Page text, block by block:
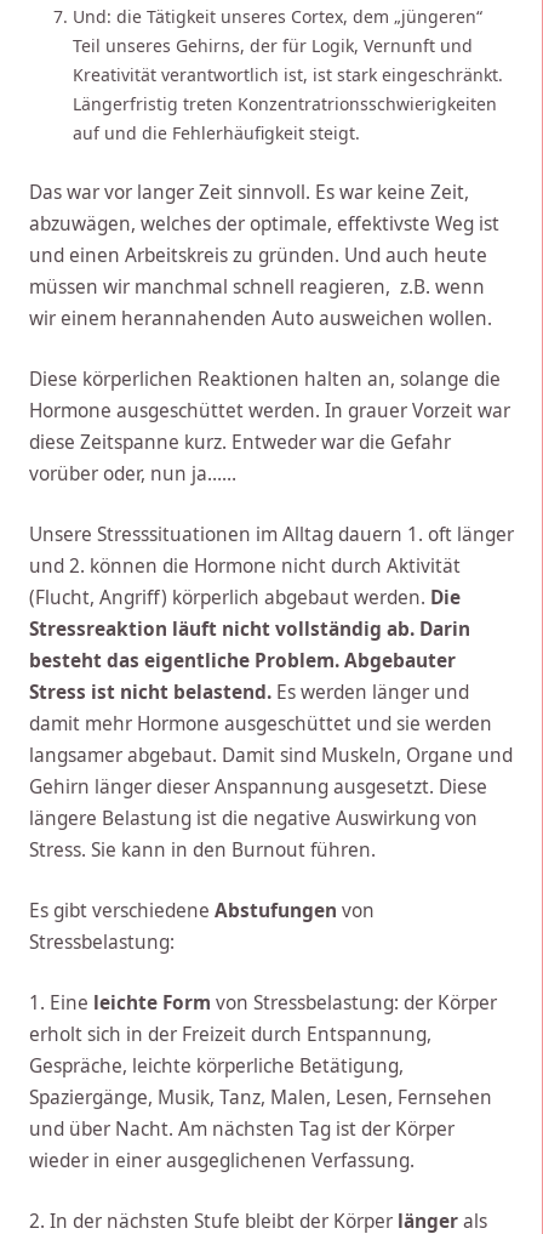
Und: die Tätigkeit unseres Cortex, dem „jüngeren“
Teil unseres Gehirns, der für Logik, Vernunft und
Kreativität verantwortlich ist, ist stark eingeschränkt.
Längerfristig treten Konzentratrionsschwierigkeiten
auf und die Fehlerhäufigkeit steigt.
Das war vor langer Zeit sinnvoll. Es war keine Zeit,
abzuwägen, welches der optimale, effektivste Weg ist
und einen Arbeitskreis zu gründen. Und auch heute
müssen wir manchmal schnell reagieren, z.B. wenn
wir einem herannahenden Auto ausweichen wollen.
Diese körperlichen Reaktionen halten an, solange die
Hormone ausgeschüttet werden. In grauer Vorzeit war
diese Zeitspanne kurz. Entweder war die Gefahr
vorüber oder, nun ja……
Unsere Stresssituationen im Alltag dauern 1. oft länger
und 2. können die Hormone nicht durch Aktivität
(Flucht, Angriff) körperlich abgebaut werden. Die
Stressreaktion läuft nicht vollständig ab. Darin
besteht das eigentliche Problem. Abgebauter
Stress ist nicht belastend. Es werden länger und
damit mehr Hormone ausgeschüttet und sie werden
langsamer abgebaut. Damit sind Muskeln, Organe und
Gehirn länger dieser Anspannung ausgesetzt. Diese
längere Belastung ist die negative Auswirkung von
Stress. Sie kann in den Burnout führen.
Es gibt verschiedene Abstufungen von
Stressbelastung:
1. Eine leichte Form von Stressbelastung: der Körper
erholt sich in der Freizeit durch Entspannung,
Gespräche, leichte körperliche Betätigung,
Spaziergänge, Musik, Tanz, Malen, Lesen, Fernsehen
und über Nacht. Am nächsten Tag ist der Körper
wieder in einer ausgeglichenen Verfassung.
2. In der nächsten Stufe bleibt der Körper längerals